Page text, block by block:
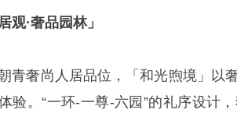
观·奢品园林」
青奢尚人居品位，「和光煦境」以
验。“一环-一尊-六园”的礼序设计